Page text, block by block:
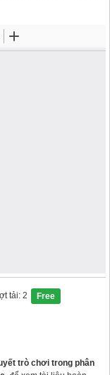
tải: 2 Free
trò chơi trong phân